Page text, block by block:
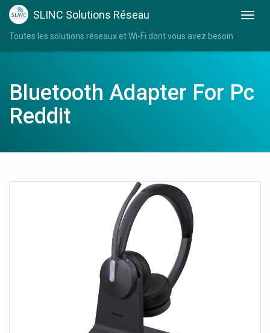
SLINC Solutions Réseau
Toutes les solutions réseaux et Wi-Fi dont vous avez besoin
Bluetooth Adapter For Pc
Reddit